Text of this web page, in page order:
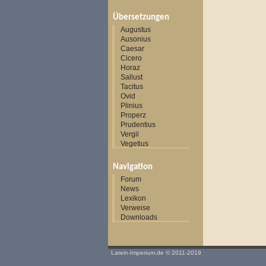
Übersetzungen
Augustus
Ausonius
Caesar
Cicero
Horaz
Sallust
Tacitus
Ovid
Plinius
Properz
Prudentius
Vergil
Vegetius
Navigation
Forum
News
Lexikon
Verweise
Downloads
Latein-Imperium.de © 2011-2019